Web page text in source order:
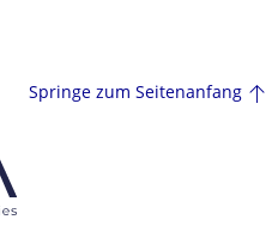
Springe zum Seitenanfang